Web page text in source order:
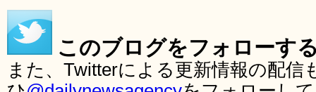
このブログをフォローす
また、Twitterによる更新情報の配